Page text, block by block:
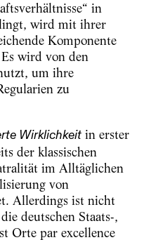
in
wird mit ihrer
Komponente
wird von den
um ihre
zu
Wirklichkeitin erster
der klassischen
im Alltäglichen
von
Allerdings ist nicht
deutschen Staats-,
Orte par excellence